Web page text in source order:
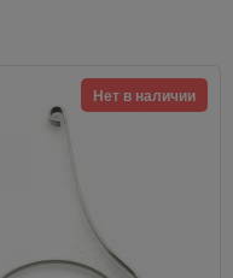
Нет в наличии